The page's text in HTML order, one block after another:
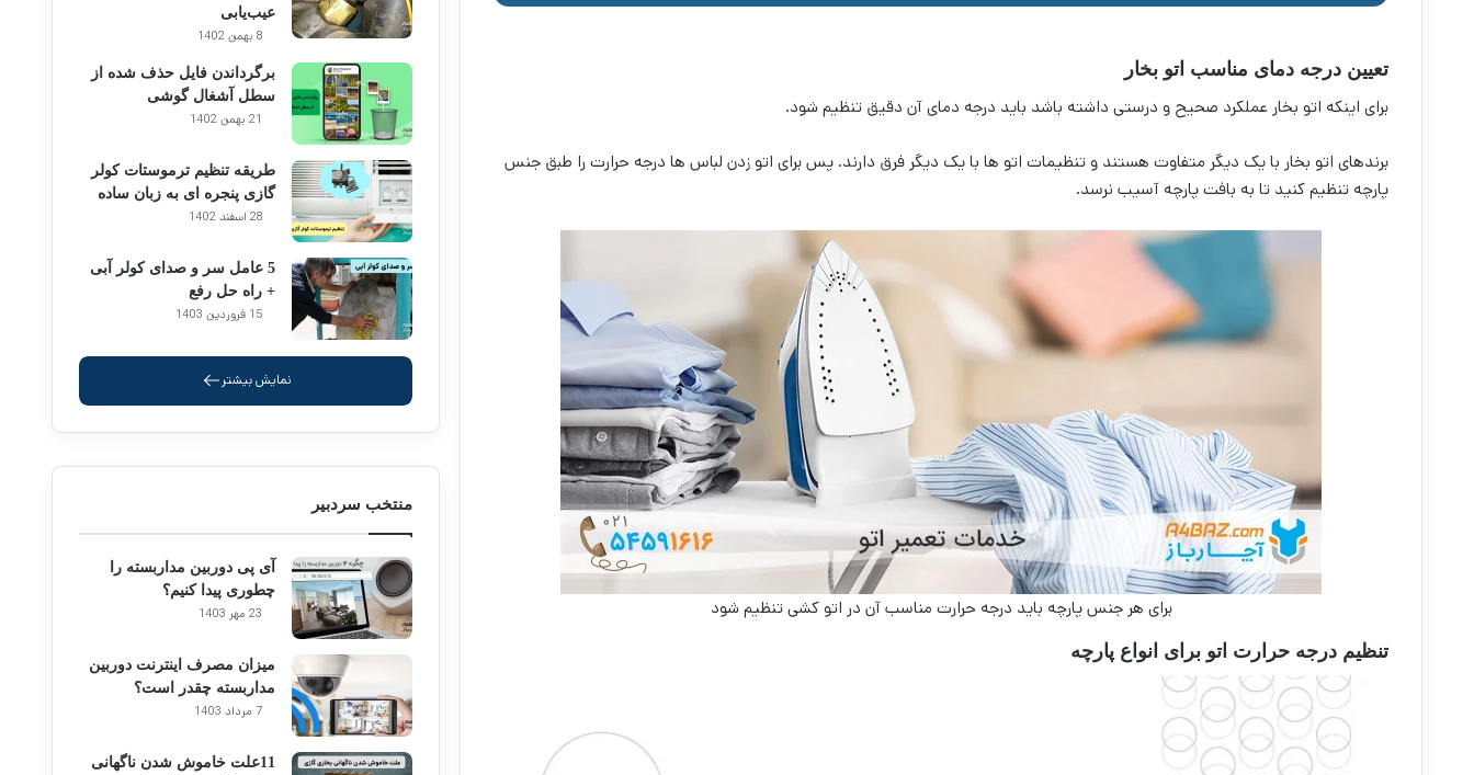
تعیین درجه دمای مناسب اتو بخار
برای اینکه اتو بخار عملکرد صحیح و درستی داشته باشد باید درجه دمای آن دقیق تنظیم شود.
برندهای اتو بخار با یک دیگر متفاوت هستند و تنظیمات اتو ها با یک دیگر فرق دارند. پس برای اتو زدن لباس ها درجه حرارت را طبق جنس
پارچه تنظیم کنید تا به بافت پارچه آسیب نرسد.
برای هر جنس پارچه باید درجه حرارت مناسب آن در اتو کشی تنظیم شود
تنظیم درجه حرارت اتو برای انواع پارچه
عیب‌یابی
8 بهمن 1402
برگرداندن فایل حذف شده از
سطل آشغال گوشی
21 بهمن 1402
طریقه تنظیم ترموستات کولر
گازی پنجره ای به زبان ساده
28 اسفند 1402
5 عامل سر و صدای کولر آبی
+ راه حل رفع
15 فروردین 1403
نمایش بیشتر
منتخب سردبیر
آی پی دوربین مداربسته را
چطوری پیدا کنیم؟
23 مهر 1403
میزان مصرف اینترنت دوربین
مداربسته چقدر است؟
7 مرداد 1403
11علت خاموش شدن ناگهانی